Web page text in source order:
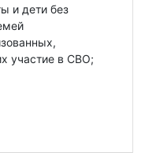
и дети без
участие в СВО;